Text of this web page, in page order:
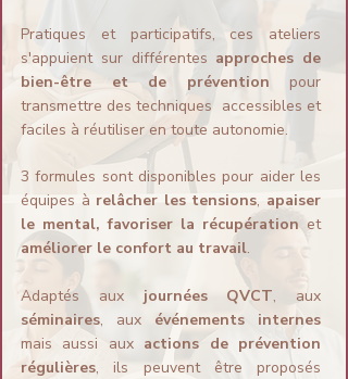
Pratiques et participatifs, ces ateliers
s'appuient sur différentes approches de
bien-être et de prévention pour
transmettre des techniques accessibles et
faciles à réutiliser en toute autonomie.
3 formules sont disponibles pour aider les
équipes à relâcher les tensions, apaiser
le mental, favoriser la récupération et
améliorer le confort au travail.
Adaptés aux journées QVCT, aux
séminaires, aux événements internes
mais aussi aux actions de prévention
régulières, ils peuvent être proposés